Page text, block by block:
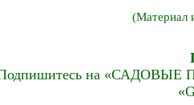
(Материал
на «САДОВЫЕ